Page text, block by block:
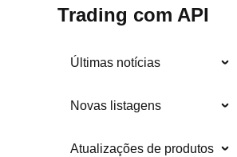
Trading com API
Últimas notícias
Novas listagens
Atualizações de produtos